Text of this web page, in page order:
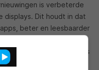
is verbeterde
displays. Dit houdt in dat
beter en leesbaarder
en andere
De desktopmodus
opgeschaald